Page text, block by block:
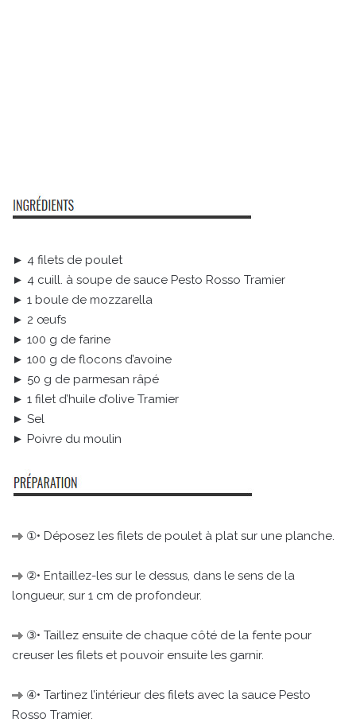
► 4 filets de poulet
► 4 cuill. à soupe de sauce Pesto Rosso Tramier
► 1 boule de mozzarella
► 2 œufs
► 100 g de farine
► 100 g de flocons d’avoine
► 50 g de parmesan râpé
► 1 filet d’huile d’olive Tramier
► Sel
► Poivre du moulin
①• Déposez les filets de poulet à plat sur une planche.
②• Entaillez-les sur le dessus, dans le sens de la
longueur, sur 1 cm de profondeur.
③• Taillez ensuite de chaque côté de la fente pour
creuser les filets et pouvoir ensuite les garnir.
④• Tartinez l’intérieur des filets avec la sauce Pesto
Rosso Tramier.